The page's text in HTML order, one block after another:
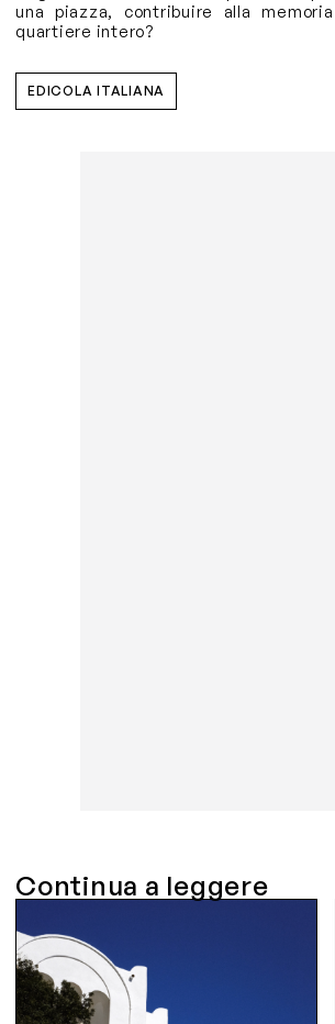
una piazza, contribuire alla
quartiere intero?
EDICOLA ITALIANA
Continua a leggere